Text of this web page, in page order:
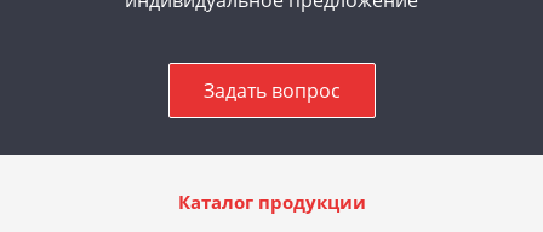
Задать вопрос
Каталог продукции